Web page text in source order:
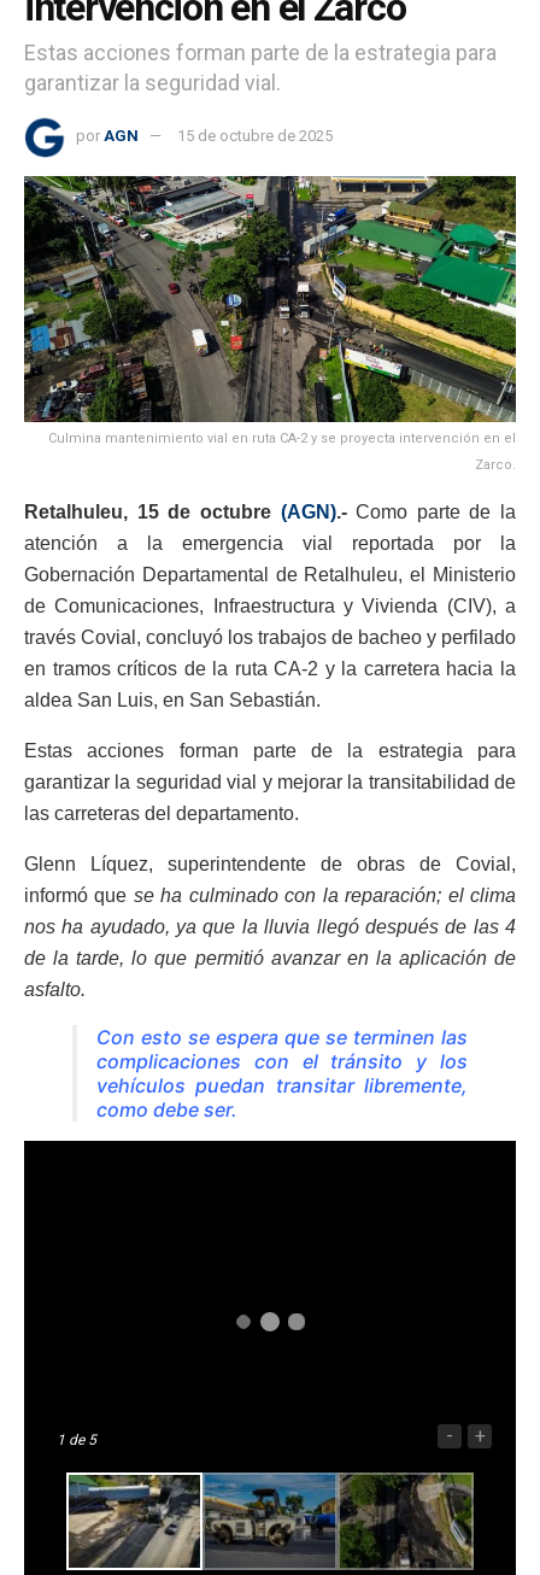
Estas acciones forman parte de la estrategia para
garantizar la seguridad vial.
por AGN 15 de octubre de 2025
Culmina mantenimiento vial en ruta CA-2 y se proyecta intervención en el
Zarco.
Retalhuleu, 15 de octubre (AGN).-Como parte de la
atención a la emergencia vial reportada por la
Gobernación Departamental de Retalhuleu, el Ministerio
de Comunicaciones, Infraestructura y Vivienda (CIV), a
través Covial, concluyó los trabajos de bacheo y perfilado
en tramos críticos de la ruta CA-2 y la carretera hacia la
aldea San Luis, en San Sebastián.
Estas acciones forman parte de la estrategia para
garantizar la seguridad vial y mejorar la transitabilidad de
las carreteras del departamento.
Glenn Líquez, superintendente de obras de Covial,
informó que se ha culminado con la reparación; el clima
nos ha ayudado, ya que la lluvia llegó después de las 4
de la tarde, lo que permitió avanzar en la aplicación de
asfalto.
Con esto se espera que se terminen las
complicaciones con el tránsito y los
vehículos puedan transitar libremente,
como debe ser.
1 de 5 - +